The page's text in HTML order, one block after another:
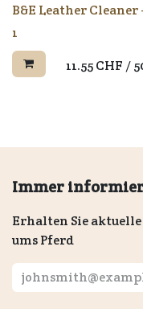
B&E Leather Cleaner
1
11.55CHF /
Immer
Erhalten Sie
ums Pferd